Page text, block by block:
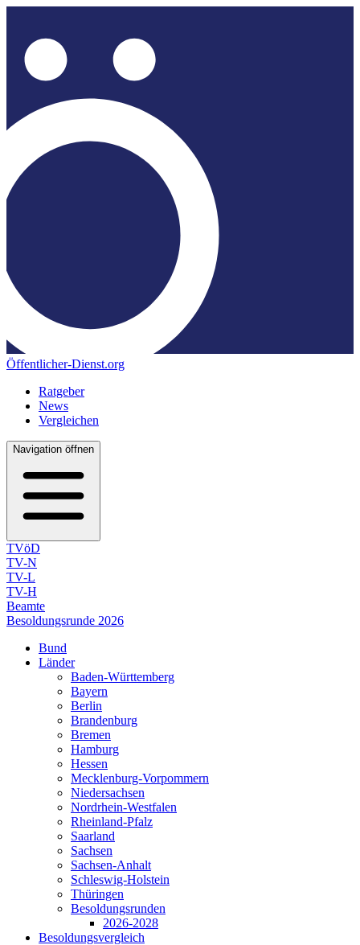
Öffentlicher-Dienst.org
Ratgeber
News
Vergleichen
Navigation öffnen
TVöD
TV-N
TV-L
TV-H
Beamte
Besoldungsrunde 2026
Bund
Länder
Baden-Württemberg
Bayern
Berlin
Brandenburg
Bremen
Hamburg
Hessen
Mecklenburg-Vorpommern
Niedersachsen
Nordrhein-Westfalen
Rheinland-Pfalz
Saarland
Sachsen
Sachsen-Anhalt
Schleswig-Holstein
Thüringen
Besoldungsrunden
2026-2028
Besoldungsvergleich